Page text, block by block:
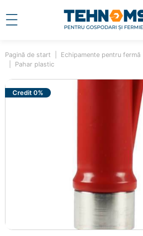
Pagină de start Echipamente pentru fermă
Pahar plastic
Credit 0%
Pahar plastic
85.00 lei